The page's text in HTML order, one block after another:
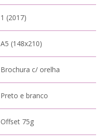
1 (2017)
A5 (148x210)
Brochura c/ orelha
Preto e branco
Offset 75g